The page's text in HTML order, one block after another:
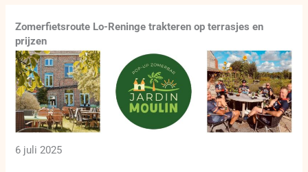
Zomerfietsroute Lo-Reninge trakteren op terrasjes en
prijzen
6 juli 2025